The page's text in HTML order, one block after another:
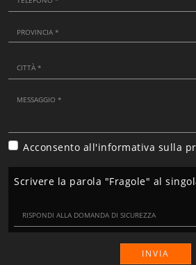
Acconsento all'informativa sulla
Scrivere la parola "Fragole" al
INVIA